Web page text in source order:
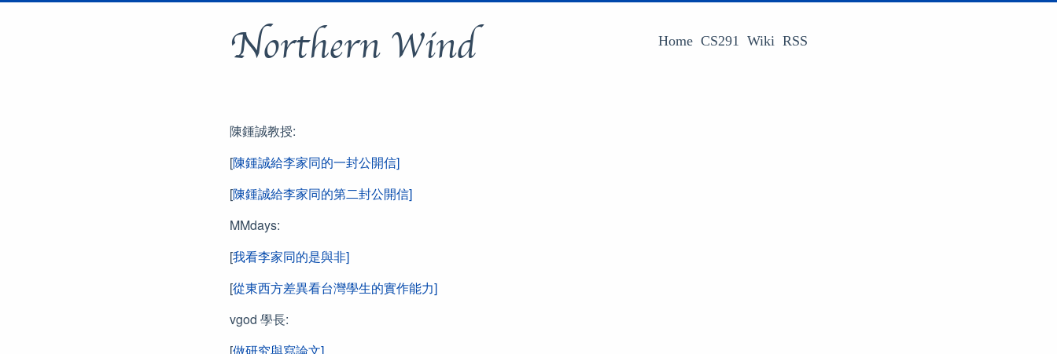
Northern Wind Home CS291 Wiki RSS
陳鍾誠教授:
[陳鍾誠給李家同的一封公開信]
[陳鍾誠給李家同的第二封公開信]
MMdays:
[我看李家同的是與非]
[從東西方差異看台灣學生的實作能力]
vgod 學長: